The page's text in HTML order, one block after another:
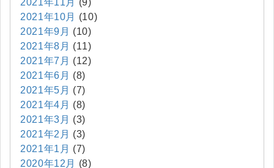
2021年11月
(9)
2021年10月
(10)
2021年9月 (10)
2021年8月 (11)
2021年7月 (12)
2021年6月 (8)
2021年5月 (7)
2021年4月 (8)
2021年3月 (3)
2021年2月 (3)
2021年1月 (7)
2020年12月
(8)